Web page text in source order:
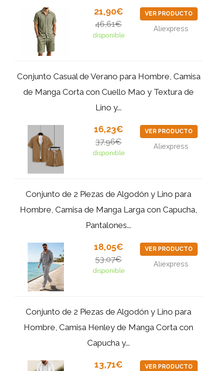
21,90€
46,61€
disponible
VER PRODUCTO
Aliexpress
Conjunto Casual de Verano para Hombre, Camisa
de Manga Corta con Cuello Mao y Textura de
Lino y...
16,23€
37,96€
disponible
VER PRODUCTO
Aliexpress
Conjunto de 2 Piezas de Algodón y Lino para
Hombre, Camisa de Manga Larga con Capucha,
Pantalones...
18,05€
53,07€
disponible
VER PRODUCTO
Aliexpress
Conjunto de 2 Piezas de Algodón y Lino para
Hombre, Camisa Henley de Manga Corta con
Capucha y...
13,71€ VER PRODUCTO